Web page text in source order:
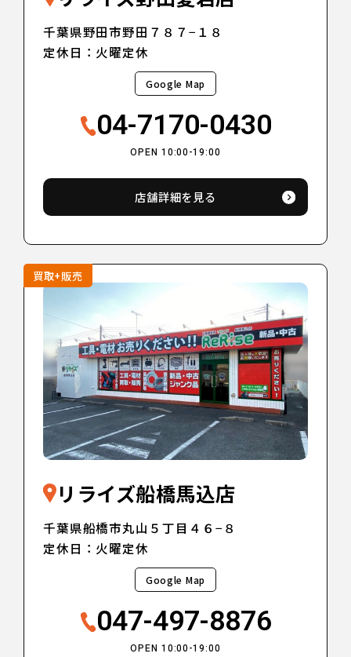
千葉県野田市野田７８７−１８
定休日：火曜定休
Google Map
04-7170-0430
OPEN 10:00-19:00
店舗詳細を見る
買取+販売
リライズ船橋馬込店
千葉県船橋市丸山５丁目４６−８
定休日：火曜定休
Google Map
047-497-8876
OPEN 10:00-19:00